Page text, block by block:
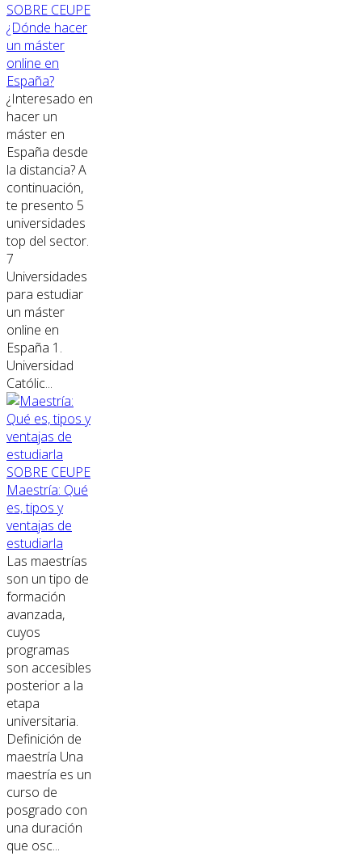
SOBRE CEUPE
¿Dónde hacer
un máster
online en
España?
¿Interesado en
hacer un
máster en
España desde
la distancia? A
continuación,
te presento 5
universidades
top del sector.
7
Universidades
para estudiar
un máster
online en
España 1.
Universidad
Católic...
SOBRE CEUPE
Maestría: Qué
es, tipos y
ventajas de
estudiarla
Las maestrías
son un tipo de
formación
avanzada,
cuyos
programas
son accesibles
posterior a la
etapa
universitaria.
Definición de
maestría Una
maestría es un
curso de
posgrado con
una duración
que osc...